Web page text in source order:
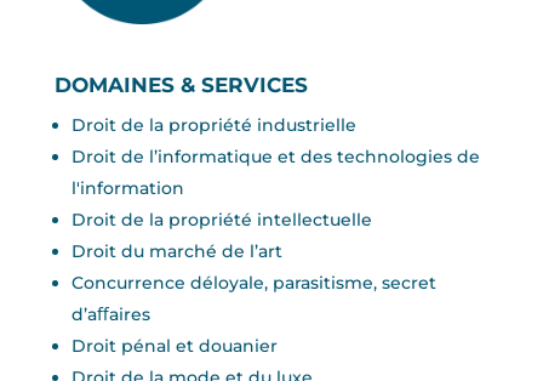
DOMAINES & SERVICES
Droit de la propriété industrielle
Droit de l’informatique et des technologies de
l'information
Droit de la propriété intellectuelle
Droit du marché de l’art
Concurrence déloyale, parasitisme, secret
d’aﬀaires
Droit pénal et douanier